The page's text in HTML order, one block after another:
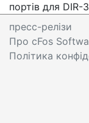
портів для DIR-
пресс-релізи
Про cFos
Політика